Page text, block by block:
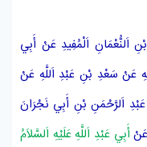
اَلْمُفِيدِ عَنْ أَبِي
عَنْ سَعْدِ بْنِ عَبْدِ اَللَّهِ عَنْ
عَبْدِ اَلرَّحْمَنِ بْنِ أَبِي نَجْرَانَ
عَنْأَبِي عَبْدِ اَللَّهِ عَلَيْهِ اَلسَّلاَمُ